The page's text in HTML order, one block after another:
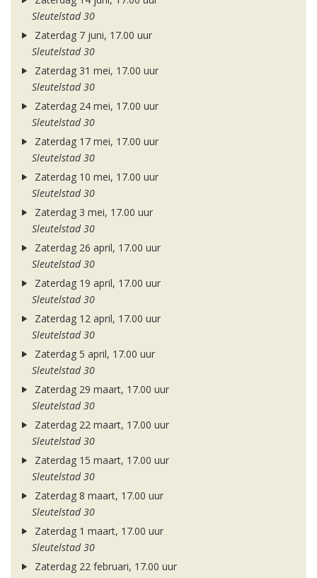
Sleutelstad 30
Zaterdag 7 juni, 17.00 uur
Sleutelstad 30
Zaterdag 31 mei, 17.00 uur
Sleutelstad 30
Zaterdag 24 mei, 17.00 uur
Sleutelstad 30
Zaterdag 17 mei, 17.00 uur
Sleutelstad 30
Zaterdag 10 mei, 17.00 uur
Sleutelstad 30
Zaterdag 3 mei, 17.00 uur
Sleutelstad 30
Zaterdag 26 april, 17.00 uur
Sleutelstad 30
Zaterdag 19 april, 17.00 uur
Sleutelstad 30
Zaterdag 12 april, 17.00 uur
Sleutelstad 30
Zaterdag 5 april, 17.00 uur
Sleutelstad 30
Zaterdag 29 maart, 17.00 uur
Sleutelstad 30
Zaterdag 22 maart, 17.00 uur
Sleutelstad 30
Zaterdag 15 maart, 17.00 uur
Sleutelstad 30
Zaterdag 8 maart, 17.00 uur
Sleutelstad 30
Zaterdag 1 maart, 17.00 uur
Sleutelstad 30
Zaterdag 22 februari, 17.00 uur